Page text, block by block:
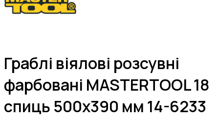
Граблі віялові розсувні
фарбовані MASTERTOOL 18
спиць 500х390 мм 14-6233